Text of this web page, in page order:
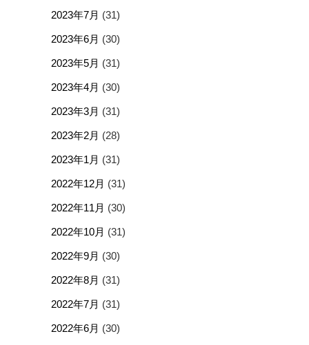
2023年7月 (31)
2023年6月 (30)
2023年5月 (31)
2023年4月 (30)
2023年3月 (31)
2023年2月 (28)
2023年1月 (31)
2022年12月 (31)
2022年11月 (30)
2022年10月 (31)
2022年9月 (30)
2022年8月 (31)
2022年7月 (31)
2022年6月 (30)